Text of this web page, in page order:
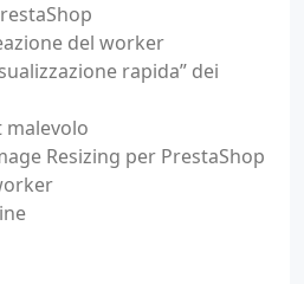
del worker
rapida” dei
malevolo
Resizing per PrestaShop